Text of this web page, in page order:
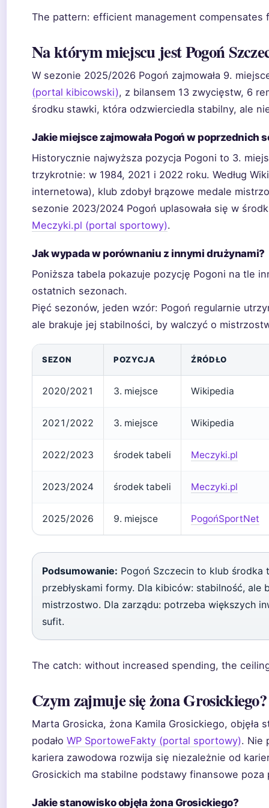
The pattern: efficient management compensates
Na którym miejscu jest Pogoń
W sezonie 2025/2026 Pogoń zajmowała 9.
(portal kibicowski), z bilansem 13 zwycięstw, 6
środku stawki, która odzwierciedla stabilny, ale
Jakie miejsce zajmowała Pogoń w poprzednich
Historycznie najwyższa pozycja Pogoni to 3.
trzykrotnie: w 1984, 2021 i 2022 roku. Według
internetowa), klub zdobył brązowe medale
sezonie 2023/2024 Pogoń uplasowała się w
Meczyki.pl (portal sportowy).
Jak wypada w porównaniu z innymi drużynami?
Poniższa tabela pokazuje pozycję Pogoni na tle
ostatnich sezonach.
Pięć sezonów, jeden wzór: Pogoń regularnie
ale brakuje jej stabilności, by walczyć o
SEZON POZYCJA ŹRÓDŁO
2020/2021 3. miejsce Wikipedia
2021/2022 3. miejsce Wikipedia
2022/2023 środek tabeli Meczyki.pl
2023/2024 środek tabeli Meczyki.pl
2025/2026 9. miejsce PogońSportNet
Podsumowanie: Pogoń Szczecin to klub środka
przebłyskami formy. Dla kibiców: stabilność, ale
mistrzostwo. Dla zarządu: potrzeba większych
sufit.
The catch: without increased spending, the
Czym zajmuje się żona Grosickiego?
Marta Grosicka, żona Kamila Grosickiego,
podało WP SportoweFakty (portal sportowy). Nie
kariera zawodowa rozwija się niezależnie od
Grosickich ma stabilne podstawy finansowe poza
Jakie stanowisko objęła żona Grosickiego?